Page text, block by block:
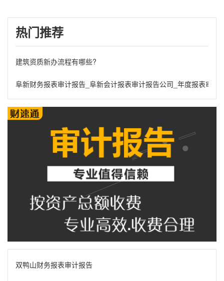
热门推荐
建筑资质新办流程有哪些?
阜新财务报表审计报告_阜新会计报表审计报告公司_年度报表审计
双鸭山财务报表审计报告